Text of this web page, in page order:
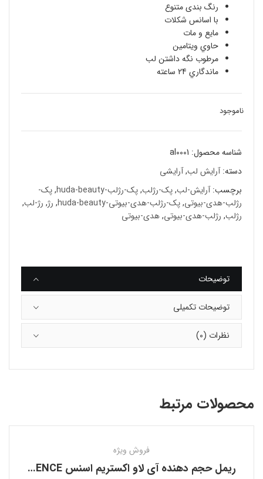
رنگ بندی متنوع
با اسانس شكلات
مایع و مات
حاوي ویتامین
مرطوب نگه داشتن لب
ماندگاري 24 ساعته
ناموجود
شناسه محصول: al0001
دسته:آرایش لب,آرایشی
برچسب:آرایش-لب,پک-رژلب,پک-رژلب-huda-beauty ,پک-
رژلب-هدى-بيوتى,پک-رژلب-هدى-بيوتى-huda-beauty , رژ, رژ-لب,
رژلب, رژلب-هدى-بيوتى,هدی-بیوتی
توضیحات
توضیحات تکمیلی
نظرات (0)
محصولات مرتبط
فروش ویژه
ریمل حجم دهنده آی لاو اکستریم اسنس ESSENCE